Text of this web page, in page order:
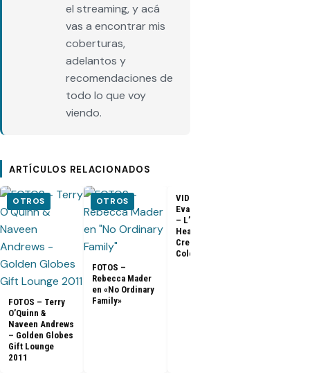
el streaming, y acá
vas a encontrar mis
coberturas,
adelantos y
recomendaciones de
todo lo que voy
viendo.
ARTÍCULOS RELACIONADOS
OTROS
FOTOS – Terry
O’Quinn &
Naveen Andrews
– Golden Globes
Gift Lounge
2011
OTROS
FOTOS –
Rebecca Mader
en «No Ordinary
Family»
VIDEO –
Evangeline Lilly
– L’Oreal
Healthy Look
Creme Gloss
Color [HD]